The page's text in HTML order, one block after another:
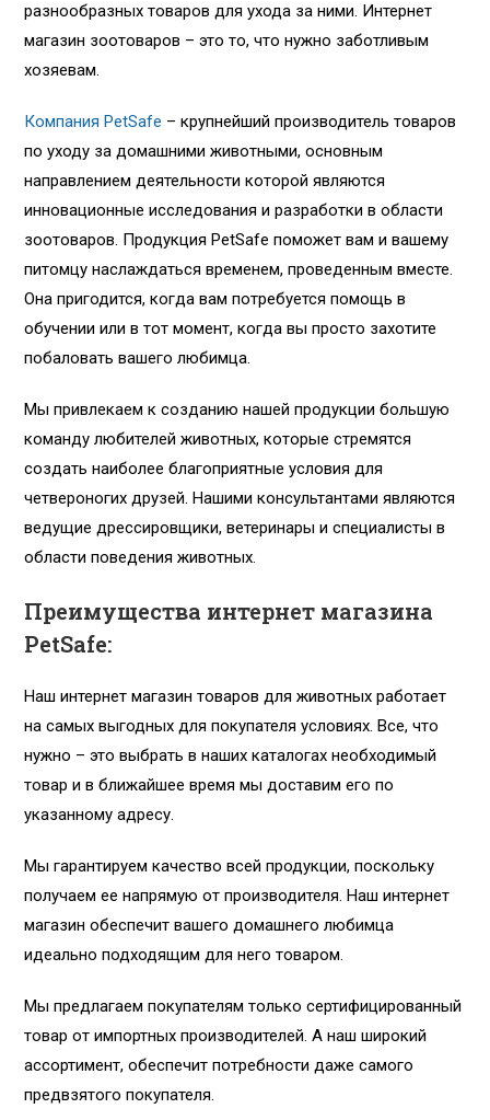
разнообразных товаров для ухода за ними. Интернет
магазин зоотоваров – это то, что нужно заботливым
хозяевам.
Компания PetSafe – крупнейший производитель товаров
по уходу за домашними животными, основным
направлением деятельности которой являются
инновационные исследования и разработки в области
зоотоваров. Продукция PetSafe поможет вам и вашему
питомцу наслаждаться временем, проведенным вместе.
Она пригодится, когда вам потребуется помощь в
обучении или в тот момент, когда вы просто захотите
побаловать вашего любимца.
Мы привлекаем к созданию нашей продукции большую
команду любителей животных, которые стремятся
создать наиболее благоприятные условия для
четвероногих друзей. Нашими консультантами являются
ведущие дрессировщики, ветеринары и специалисты в
области поведения животных.
Преимущества интернет магазина
PetSafe:
Наш интернет магазин товаров для животных работает
на самых выгодных для покупателя условиях. Все, что
нужно – это выбрать в наших каталогах необходимый
товар и в ближайшее время мы доставим его по
указанному адресу.
Мы гарантируем качество всей продукции, поскольку
получаем ее напрямую от производителя. Наш интернет
магазин обеспечит вашего домашнего любимца
идеально подходящим для него товаром.
Мы предлагаем покупателям только сертифицированный
товар от импортных производителей. А наш широкий
ассортимент, обеспечит потребности даже самого
предвзятого покупателя.